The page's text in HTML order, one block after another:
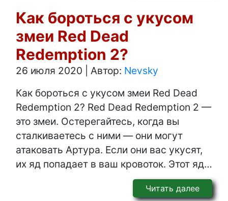
Как бороться с укусом
змеи Red Dead
Redemption 2?
26 июля 2020 Автор: Nevsky
Как бороться с укусом змеи Red Dead
Redemption 2? Red Dead Redemption 2 —
это змеи. Остерегайтесь, когда вы
сталкиваетесь с ними — они могут
атаковать Артура. Если они вас укусят,
их яд попадает в ваш кровоток. Этот яд…
Читать далее